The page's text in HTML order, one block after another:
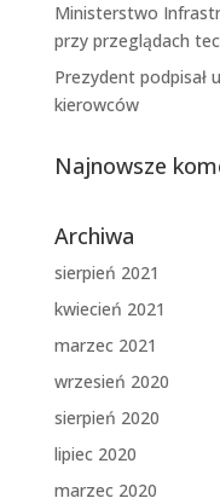
Ministerstwo
przy przeglądach
Prezydent podpisał
kierowców
Najnowsze
Archiwa
sierpień 2021
kwiecień 2021
marzec 2021
wrzesień 2020
sierpień 2020
lipiec 2020
marzec 2020